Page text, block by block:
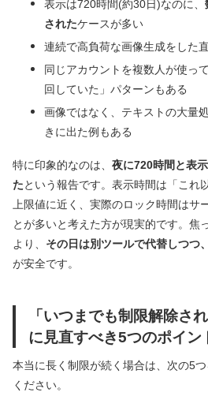
表示は720時間(約30日)なのに、
されたケースが多い
連続で高負荷な画像生成をした
同じアカウントを複数人が使っ
回していた」パターンもある
画像ではなく、テキストの大量
きに出た例もある
特に印象的なのは、 夜に720時間と表
たという報告です。表示時間は「これ
上限値に近く、実際のロック時間はサ
とが多いと考えた方が現実的です。焦
より、 その日は別ツールで代替しつつ
が安全です。
「いつまでも制限解除さ
に見直すべき5つのポイン
本当に長く制限が続く場合は、次の5
ください。